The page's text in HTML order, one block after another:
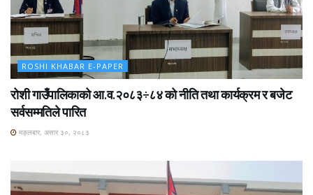
ROSHI KHABAR E-PAPER
रोशी गाउँपालिकाको आ.व.२०८३÷८४ को नीति तथा कार्यक्रम र बजेट
सर्वसम्मतिले पारित
मङ्लबार, असार ३०, २०८३